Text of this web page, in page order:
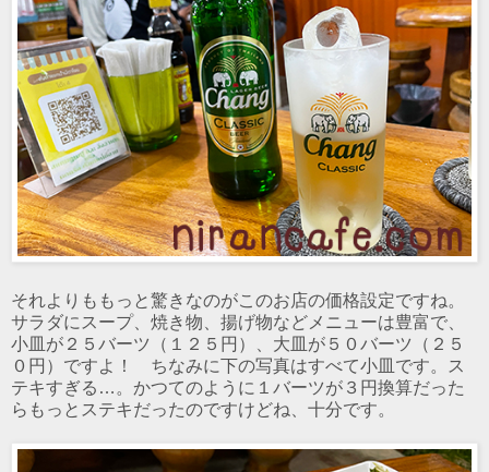
それよりももっと驚きなのがこのお店の価格設定ですね。
サラダにスープ、焼き物、揚げ物などメニューは豊富で、
小皿が２５バーツ（１２５円）、大皿が５０バーツ（２５
０円）ですよ！ ちなみに下の写真はすべて小皿です。ス
テキすぎる…。かつてのように１バーツが３円換算だった
らもっとステキだったのですけどね、十分です。